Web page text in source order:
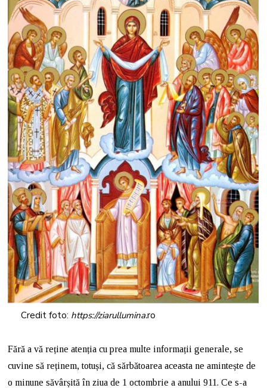
Credit foto: https://ziarullumina.ro
Fără a vă reține atenția cu prea multe informații generale, se
cuvine să reținem, totuși, că sărbătoarea aceasta ne amintește de
o minune săvârșită în ziua de 1 octombrie a anului 911. Ce s-a